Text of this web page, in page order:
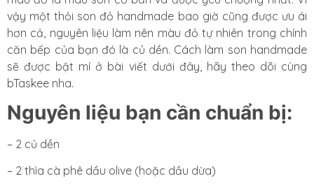
vậy một thỏi son đỏ handmade bao giờ cũng được ưu ái
hơn cả, nguyên liệu làm nên màu đỏ tự nhiên trong chính
căn bếp của bạn đó là củ dền. Cách làm son handmade
sẽ được bật mí ở bài viết dưới đây, hãy theo dõi cùng
bTaskee nha.
Nguyên liệu bạn cần chuẩn bị:
– 2 củ dền
– 2 thìa cà phê dầu olive (hoặc dầu dừa)